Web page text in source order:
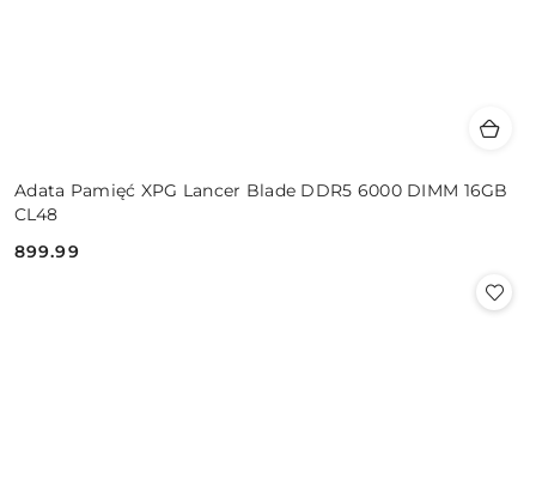
Adata Pamięć XPG Lancer Blade DDR5 6000 DIMM 16GB
CL48
Cena:
899.99